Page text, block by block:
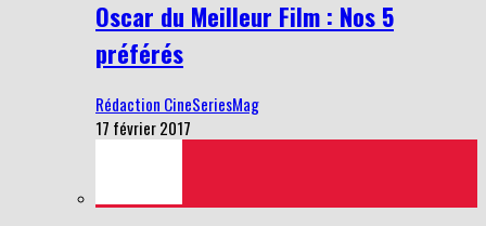
Oscar du Meilleur Film : Nos 5
préférés
Rédaction CineSeriesMag
17 février 2017